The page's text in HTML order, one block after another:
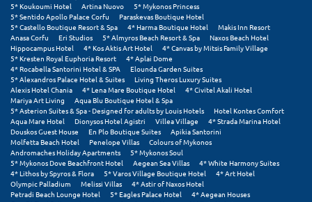
5* Koukoumi Hotel
Artina Nuovo
5* Mykonos Princess
5* Sentido Apollo Palace Corfu
Paraskevas Boutique Hotel
5* Castello Boutique Resort & Spa
4* Harma Boutique Hotel
Makis Inn Resort
Anasa Corfu
Eri Studios 5* Almyros Beach Resort & Spa
Naxos Beach Hotel
Hippocampus Hotel
4* Kos Aktis Art Hotel
4* Canvas by Mitsis Family Village
5* Kresten Royal Euphoria Resort
4* Aplai Dome
4* Rocabella Santorini Hotel & SPA
Elounda Garden Suites
5* Alexandros Palace Hotel & Suites
Living Theros Luxury Suites
Alexis Hotel Chania
4* Lena Mare Boutique Hotel
4* Civitel Akali Hotel
Mariya Art Living
Aqua Blu Boutique Hotel & Spa
5* Asterion Suites & Spa - Designed for adults by Louis Hotels
Hotel Kontes Comfort
Aqua Mare Hotel
Dionysos Hotel Agistri Villea Village
4* Strada Marina Hotel
Douskos Guest House
En Plo Boutique Suites
Apikia Santorini
Molfetta Beach Hotel
Penelope Villas
Colours of Mykonos
Andromaches Holiday Apartments
5* Mykonos Soul
5* Mykonos Dove Beachfront Hotel
Aegean Sea Villas
4* White Harmony Suites
4* Lithos by Spyros & Flora
5* Varos Village Boutique Hotel
4* Art Hotel
Olympic Palladium
Melissi Villas
4* Astir of Naxos Hotel
Petradi Beach Lounge Hotel
5* Eagles Palace Hotel
4* Aegean Houses